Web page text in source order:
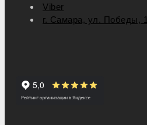
Viber
г. Самара, ул. Победы, 1